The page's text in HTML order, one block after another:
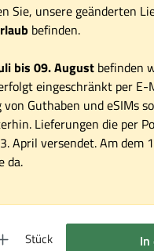
Sie, unsere geänderten
befinden.
bis 09. Augustbefinden
eingeschränkt per
von Guthaben und eSIMs
Lieferungen die per
April versendet. Am dem
da.
den gewünschten Wert ein
Stück In